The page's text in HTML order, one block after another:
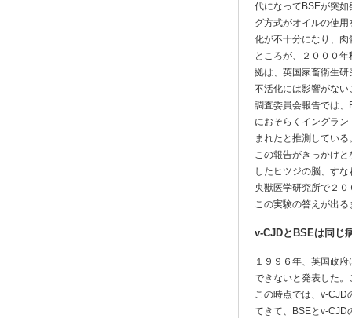
代になってBSEが突
グ方式がオイルの使
化が不十分になり、
ところが、２０００
拠は、英国家畜衛生
不活化には影響がな
調査委員会報告では
におそらくイングラ
まれたと推測してい
この報告がきっかけ
したヒツジの脳、す
央獣医学研究所で２
この実験の答えが出
v-CJDとBSEは同じ
１９９６年、英国政
できないと発表した
この時点では、v-CJD
てきて、BSEとv-CJD